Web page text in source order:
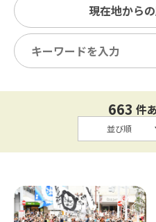
現在地から
663 件
並び順